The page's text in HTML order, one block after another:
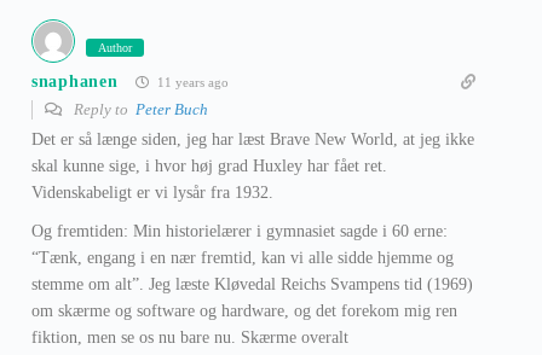
Author
snaphanen 11 years ago
Reply to Peter Buch
Det er så længe siden, jeg har læst Brave New World, at jeg ikke
skal kunne sige, i hvor høj grad Huxley har fået ret.
Videnskabeligt er vi lysår fra 1932.
Og fremtiden: Min historielærer i gymnasiet sagde i 60 erne:
“Tænk, engang i en nær fremtid, kan vi alle sidde hjemme og
stemme om alt”. Jeg læste Kløvedal Reichs Svampens tid (1969)
om skærme og software og hardware, og det forekom mig ren
fiktion, men se os nu bare nu. Skærme overalt